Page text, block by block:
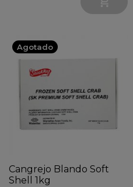
Agotado
Cangrejo Blando Soft
Shell 1kg